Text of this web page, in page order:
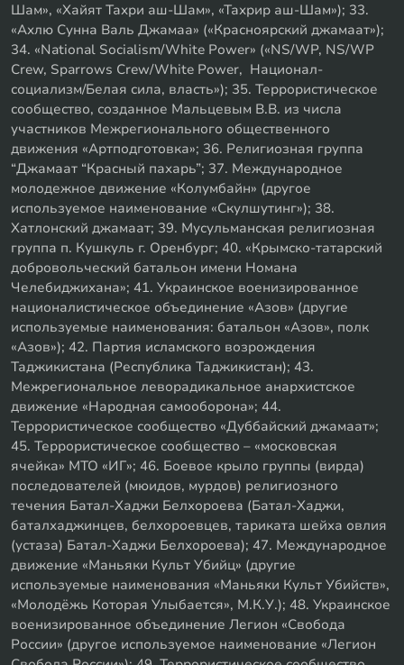
Шам», «Хайят Тахри аш-Шам», «Тахрир аш-Шам»); 33.
«Ахлю Сунна Валь Джамаа» («Красноярский джамаат»);
34. «National Socialism/White Power» («NS/WP, NS/WP
Crew, Sparrows Crew/White Power, Национал-
социализм/Белая сила, власть»); 35. Террористическое
сообщество, созданное Мальцевым В.В. из числа
участников Межрегионального общественного
движения «Артподготовка»; 36. Религиозная группа
“Джамаат “Красный пахарь”; 37. Международное
молодежное движение «Колумбайн» (другое
используемое наименование «Скулшутинг»); 38.
Хатлонский джамаат; 39. Мусульманская религиозная
группа п. Кушкуль г. Оренбург; 40. «Крымско-татарский
добровольческий батальон имени Номана
Челебиджихана»; 41. Украинское военизированное
националистическое объединение «Азов» (другие
используемые наименования: батальон «Азов», полк
«Азов»); 42. Партия исламского возрождения
Таджикистана (Республика Таджикистан); 43.
Межрегиональное леворадикальное анархистское
движение «Народная самооборона»; 44.
Террористическое сообщество «Дуббайский джамаат»;
45. Террористическое сообщество – «московская
ячейка» МТО «ИГ»; 46. Боевое крыло группы (вирда)
последователей (мюидов, мурдов) религиозного
течения Батал-Хаджи Белхороева (Батал-Хаджи,
баталхаджинцев, белхороевцев, тариката шейха овлия
(устаза) Батал-Хаджи Белхороева); 47. Международное
движение «Маньяки Культ Убийц» (другие
используемые наименования «Маньяки Культ Убийств»,
«Молодёжь Которая Улыбается», М.К.У.); 48. Украинское
военизированное объединение Легион «Свобода
России» (другое используемое наименование «Легион